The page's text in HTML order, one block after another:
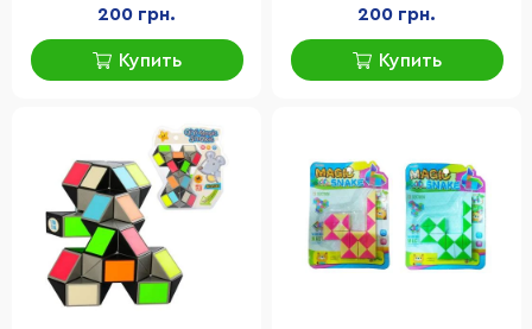
200 грн.
Купить
200 грн.
Купить